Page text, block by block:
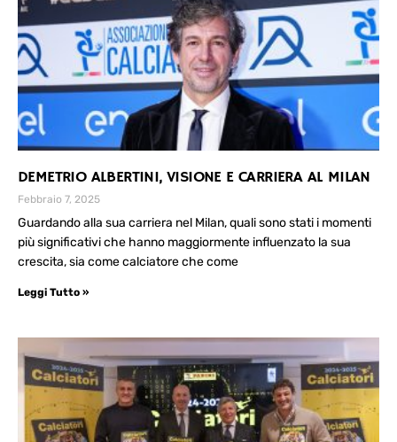
DEMETRIO ALBERTINI, VISIONE E CARRIERA AL MILAN
Febbraio 7, 2025
Guardando alla sua carriera nel Milan, quali sono stati i momenti
più significativi che hanno maggiormente influenzato la sua
crescita, sia come calciatore che come
Leggi Tutto »